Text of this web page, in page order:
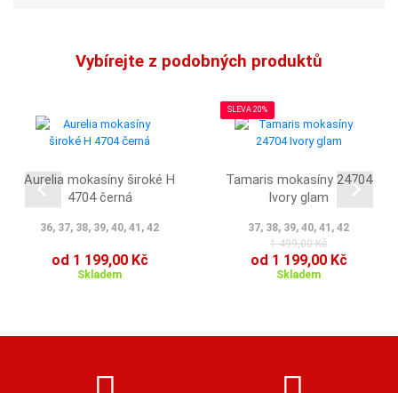
Vybírejte z podobných produktů
Aurelia mokasíny široké H
4704 černá
36, 37, 38, 39, 40, 41, 42
od 1 199,00 Kč
Skladem
SLEVA 20%
Tamaris mokasíny 24704
Ivory glam
37, 38, 39, 40, 41, 42
1 499,00 Kč
od 1 199,00 Kč
Skladem